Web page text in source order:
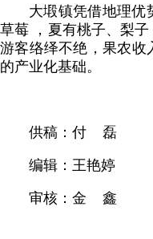
大塅镇凭借地理优
草莓 ，夏有桃子、梨
游客络绎不绝，果农
的产业化基础。
供稿：付 磊
编辑：王艳婷
审核：金 鑫